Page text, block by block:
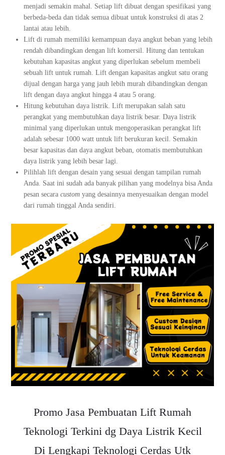
menjadi semakin mahal. Setiap lift dibuat dengan spesifikasi yang
berbeda-beda dan tidak semua dibuat untuk konstruksi di atas 2
lantai atau lebih.
Lift di rumah memiliki kemampuan daya angkut beban yang lebih
rendah dibandingkan dengan lift komersil. Hitung dan tentukan
kebutuhan kapasitas angkut yang diperlukan sebelum membeli
sebuah lift untuk rumah. Lift dengan kapasitas angkut satu orang
dijual dengan harga yang jauh lebih murah dibandingkan dengan
lift dengan daya angkut hingga 4 atau 5 orang.
Hitung kebutuhan daya listrik. Lift merupakan salah satu
perangkat yang membutuhkan daya listrik besar. Daya listrik
minimal yang diperlukan untuk mengoperasikan perangkat lift
adalah sebesar 1000 watt untuk lift berukuran kecil. Semakin
besar kapasitas dan daya angkut beban, otomatis membutuhkan
daya listrik yang lebih besar lagi.
Pilihlah lift dengan desain yang sesuai dengan tampilan rumah
Anda. Saat ini sudah ada banyak pilihan yang modelnya bisa Anda
pesan secaracustomyang desainnya menyesuaikan dengan model
dari rumah tinggal Anda sendiri.
Promo Jasa Pembuatan Lift Rumah
Teknologi Terkini dg Daya Listrik Kecil
Di Lengkapi Teknologi Cerdas Utk